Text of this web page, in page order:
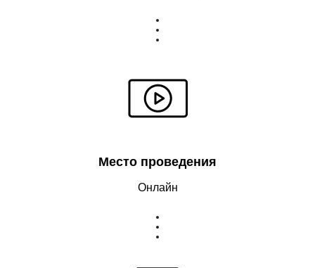
Место проведения
Онлайн